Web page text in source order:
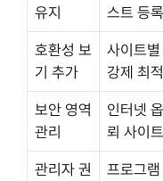
유지
스트 등록
호환성 보
기 추가
사이트
강제 최
보안 영역
관리
인터넷
뢰 사이
관리자 권
프로그